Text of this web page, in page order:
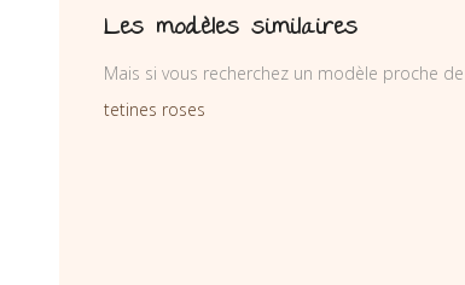
Les modèles similaires
Mais si vous recherchez un modèle proche
tetines roses